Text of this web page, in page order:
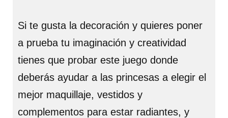
Si te gusta la decoración y quieres poner
a prueba tu imaginación y creatividad
tienes que probar este juego donde
deberás ayudar a las princesas a elegir el
mejor maquillaje, vestidos y
complementos para estar radiantes, y